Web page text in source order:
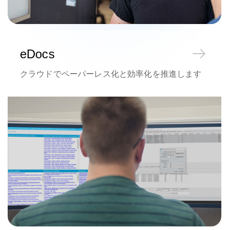
eDocs
クラウドでペーパーレス化と効率化を推進します